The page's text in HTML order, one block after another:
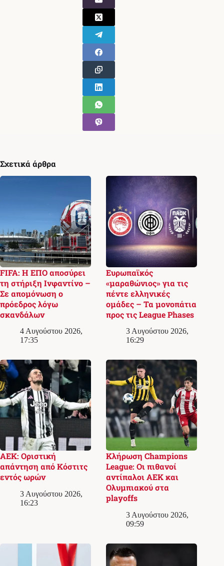
Σχετικά άρθρα
FIFA: Η ΕΠΟ αποσύρει
τη στήριξη Ινφαντίνο –
Σε απομόνωση ο
πρόεδρος λόγω
σκανδάλων
4 Αυγούστου 2026,
17:35
Ευρωπαϊκός
«μαραθώνιος» για τις
πέντε ελληνικές
ομάδες – Τα μονοπάτια
προς τις League Phases
3 Αυγούστου 2026,
16:29
ΑΕΚ: Οριστική
απάντηση από Κόστιτς
εντός ωρών
3 Αυγούστου 2026,
16:23
Κλήρωση Champions
League: Οι πιθανοί
αντίπαλοι ΑΕΚ και
Ολυμπιακού στα
playoffs
3 Αυγούστου 2026,
09:59